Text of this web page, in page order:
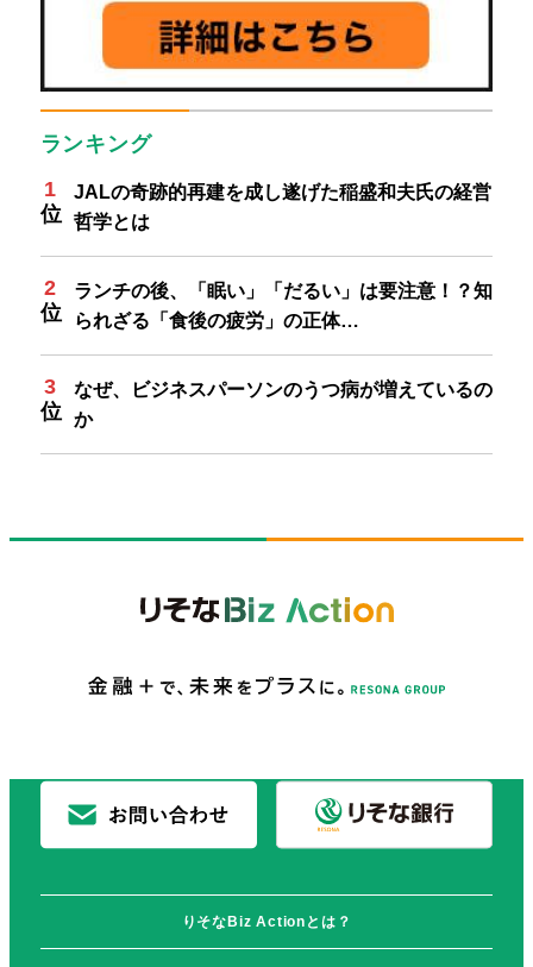
ランキング
JALの奇跡的再建を成し遂げた稲盛和夫氏の経営
哲学とは
ランチの後、「眠い」「だるい」は要注意！？知
られざる「食後の疲労」の正体…
なぜ、ビジネスパーソンのうつ病が増えているの
か
りそなBiz Actionとは？